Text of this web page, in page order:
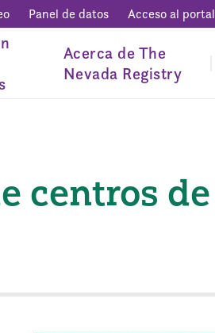
Panel de datos Acceso al portal
Acerca de The
Nevada Registry
centros de